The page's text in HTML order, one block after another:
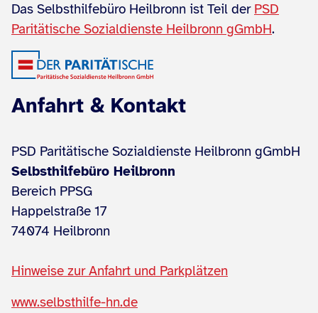
Das Selbsthilfebüro Heilbronn ist Teil der PSD
Paritätische Sozialdienste Heilbronn gGmbH.
Anfahrt & Kontakt
PSD Paritätische Sozialdienste Heilbronn gGmbH
Selbsthilfebüro Heilbronn
Bereich PPSG
Happelstraße 17
74074 Heilbronn
Hinweise zur Anfahrt und Parkplätzen
www.selbsthilfe-hn.de